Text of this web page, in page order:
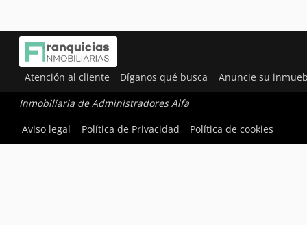
Atención al cliente Díganos qué busca Anuncie su
Inmobiliaria de Administradores Alfa
Aviso legal
Política de Privacidad Política de cookies